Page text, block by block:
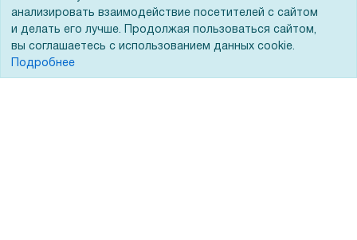
Вопрос-ответ
Реквизиты
Гарантии и возврат
анализировать взаимодействие посетителей с сайтом
и делать его лучше. Продолжая пользоваться сайтом,
вы соглашаетесь с использованием данных cookie.
Подробнее